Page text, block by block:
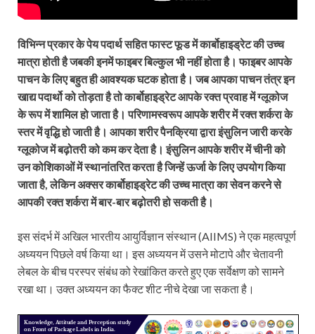
विभिन्न प्रकार के पेय पदार्थ सहित फास्ट फूड में कार्बोहाइड्रेट की उच्च
मात्रा होती है जबकी इनमें फाइबर बिल्कुल भी नहीं होता है। फाइबर आपके
पाचन के लिए बहुत ही आवश्यक घटक होता है। जब आपका पाचन तंत्र इन
खाद्य पदार्थो को तोड़ता है तो कार्बोहाइड्रेट आपके रक्त प्रवाह में ग्लूकोज
के रूप में शामिल हो जाता है। परिणामस्वरूप आपके शरीर में रक्त शर्करा के
स्तर में वृद्धि हो जाती है। आपका शरीर पैनक्रिया द्वारा इंसुलिन जारी करके
ग्लूकोज में बढ़ोतरी को कम कर देता है। इंसुलिन आपके शरीर में चीनी को
उन कोशिकाओं में स्थानांतरित करता है जिन्हें ऊर्जा के लिए उपयोग किया
जाता है, लेकिन अक्सर कार्बोहाइड्रेट की उच्च मात्रा का सेवन करने से
आपकी रक्त शर्करा में बार-बार बढ़ोतरी हो सकती है।
इस संदर्भ में अखिल भारतीय आयुर्विज्ञान संस्थान (AIIMS) ने एक महत्वपूर्ण
अध्ययन पिछले वर्ष किया था। इस अध्ययन में उसने मोटापे और चेतावनी
लेबल के बीच परस्पर संबंध को रेखांकित करते हुए एक सर्वेक्षण को सामने
रखा था। उक्त अध्ययन का फैक्ट शीट नीचे देखा जा सकता है।